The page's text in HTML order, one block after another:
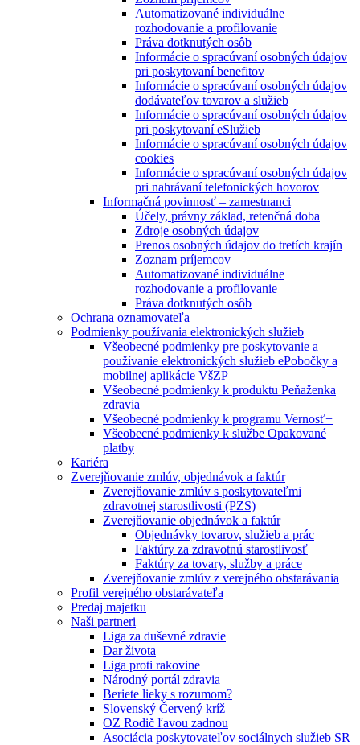
Automatizované individuálne
rozhodovanie a profilovanie
Práva dotknutých osôb
Informácie o spracúvaní osobných údajov
pri poskytovaní benefitov
Informácie o spracúvaní osobných údajov
dodávateľov tovarov a služieb
Informácie o spracúvaní osobných údajov
pri poskytovaní eSlužieb
Informácie o spracúvaní osobných údajov
cookies
Informácie o spracúvaní osobných údajov
pri nahrávaní telefonických hovorov
Informačná povinnosť – zamestnanci
Účely, právny základ, retenčná doba
Zdroje osobných údajov
Prenos osobných údajov do tretích krajín
Zoznam príjemcov
Automatizované individuálne
rozhodovanie a profilovanie
Práva dotknutých osôb
Ochrana oznamovateľa
Podmienky používania elektronických služieb
Všeobecné podmienky pre poskytovanie a
používanie elektronických služieb ePobočky a
mobilnej aplikácie VšZP
Všeobecné podmienky k produktu Peňaženka
zdravia
Všeobecné podmienky k programu Vernosť+
Všeobecné podmienky k službe Opakované
platby
Kariéra
Zverejňovanie zmlúv, objednávok a faktúr
Zverejňovanie zmlúv s poskytovateľmi
zdravotnej starostlivosti (PZS)
Zverejňovanie objednávok a faktúr
Objednávky tovarov, služieb a prác
Faktúry za zdravotnú starostlivosť
Faktúry za tovary, služby a práce
Zverejňovanie zmlúv z verejného obstarávania
Profil verejného obstarávateľa
Predaj majetku
Naši partneri
Liga za duševné zdravie
Dar života
Liga proti rakovine
Národný portál zdravia
Beriete lieky s rozumom?
Slovenský Červený kríž
OZ Rodič ľavou zadnou
Asociácia poskytovateľov sociálnych služieb SR